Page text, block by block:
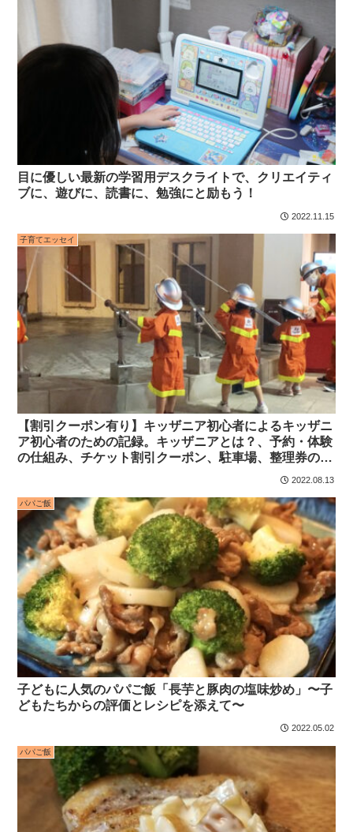
目に優しい最新の学習用デスクライトで、クリエイティ
ブに、遊びに、読書に、勉強にと励もう！
2022.11.15
子育てエッセイ
【割引クーポン有り】キッザニア初心者によるキッザニ
ア初心者のための記録。キッザニアとは？、予約・体験
の仕組み、チケット割引クーポン、駐車場、整理券のこ
と、当日の様子などできるだけ丁寧に解説したつもり
2022.08.13
パパご飯
子どもに人気のパパご飯「長芋と豚肉の塩味炒め」〜子
どもたちからの評価とレシピを添えて〜
2022.05.02
パパご飯